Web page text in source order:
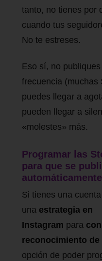
tanto, no tienes por
cuando tus
No te estreses.
Eso sí, no
frecuencia (muchas
puedes llegar a
pueden llegar a
«molestes» más.
Programar las
para que se
automáticamente
Si tienes una
una estrategia en
Instagram para
reconocimiento de
opción de poder